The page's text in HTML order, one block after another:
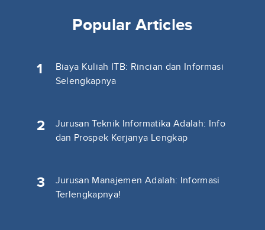
Popular Articles
1
Biaya Kuliah ITB: Rincian dan Informasi
Selengkapnya
2
Jurusan Teknik Informatika Adalah: Info
dan Prospek Kerjanya Lengkap
3
Jurusan Manajemen Adalah: Informasi
Terlengkapnya!